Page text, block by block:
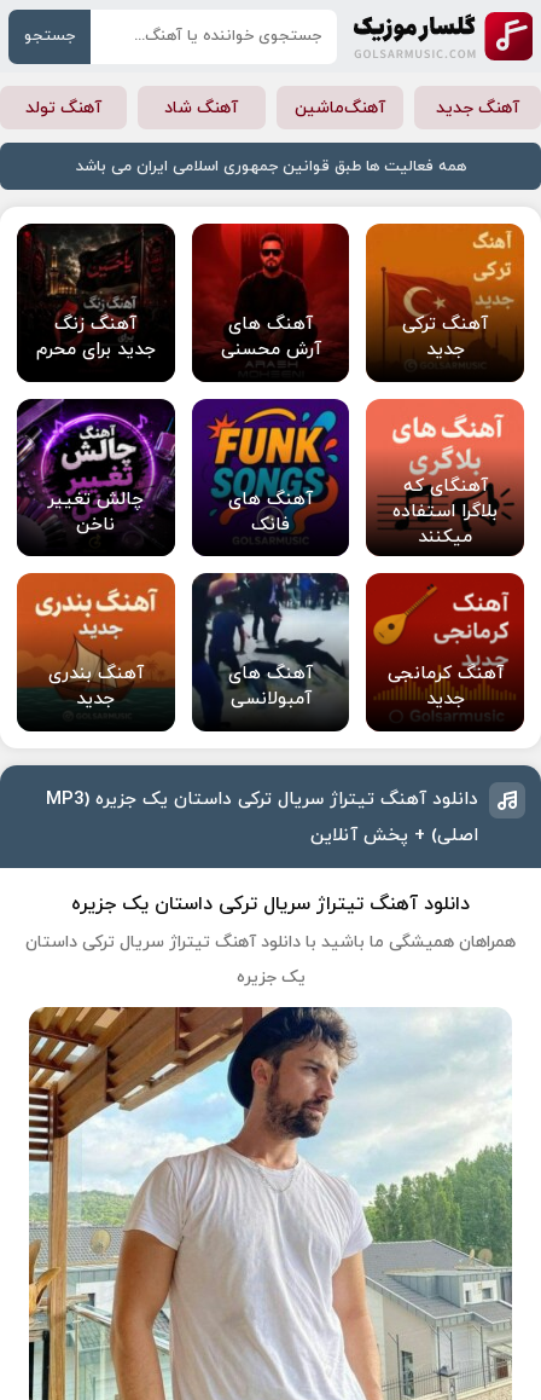
جستجو
آهنگ جدید آهنگ‌ماشین آهنگ شاد آهنگ تولد
همه فعالیت ها طبق قوانین جمهوری اسلامی ایران می باشد
آهنگ ترکی
جدید
آهنگ های
آرش محسنی
آهنگ زنگ
جدید برای محرم
آهنگای که
بلاگرا استفاده
میکنند
آهنگ های
فانک
چالش تغییر
ناخن
آهنگ کرمانجی
جدید
آهنگ های
آمبولانسی
آهنگ بندری
جدید
دانلود آهنگ تیتراژ سریال ترکی داستان یک جزیره (MP3
اصلی) + پخش آنلاین
دانلود آهنگ تیتراژ سریال ترکی داستان یک جزیره
همراهان همیشگی ما باشید با دانلود آهنگ تیتراژ سریال ترکی داستان
یک جزیره